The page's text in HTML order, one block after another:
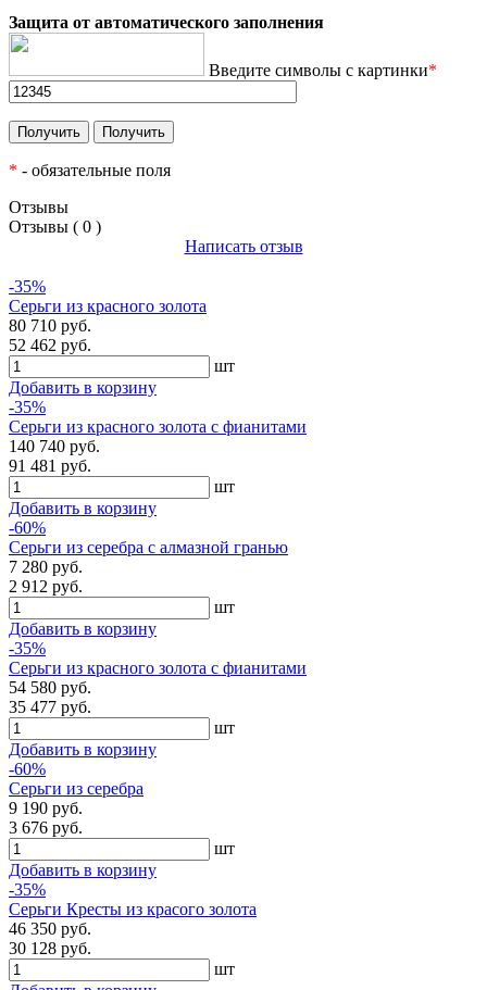
Защита от автоматического заполнения
Введите символы с картинки*
* - обязательные поля
Отзывы
Отзывы ( 0 )
Написать отзыв
-35%
Серьги из красного золота
80 710 руб.
52 462 руб.
шт
Добавить в корзину
-35%
Серьги из красного золота с фианитами
140 740 руб.
91 481 руб.
шт
Добавить в корзину
-60%
Серьги из серебра с алмазной гранью
7 280 руб.
2 912 руб.
шт
Добавить в корзину
-35%
Серьги из красного золота с фианитами
54 580 руб.
35 477 руб.
шт
Добавить в корзину
-60%
Серьги из серебра
9 190 руб.
3 676 руб.
шт
Добавить в корзину
-35%
Серьги Кресты из красого золота
46 350 руб.
30 128 руб.
шт